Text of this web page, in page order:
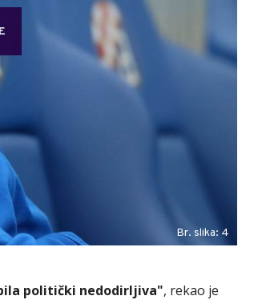
Br. slika: 4
politički nedodirljiva", rekao je